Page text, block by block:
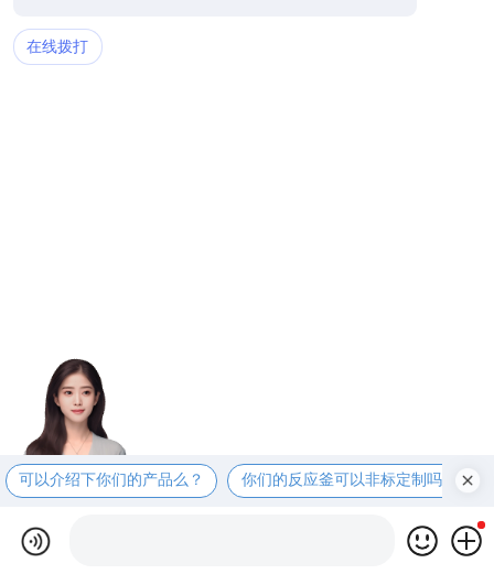
在线拨打
可以介绍下你们的产品么？ 你们的反应釜可以非标定制吗？